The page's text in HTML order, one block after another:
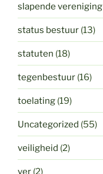
slapende vereniging
status bestuur (13)
statuten (18)
tegenbestuur (16)
toelating (19)
Uncategorized (55)
veiligheid (2)
ver (2)